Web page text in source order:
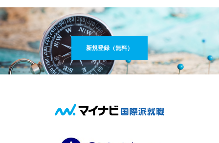
新規登録（無料）